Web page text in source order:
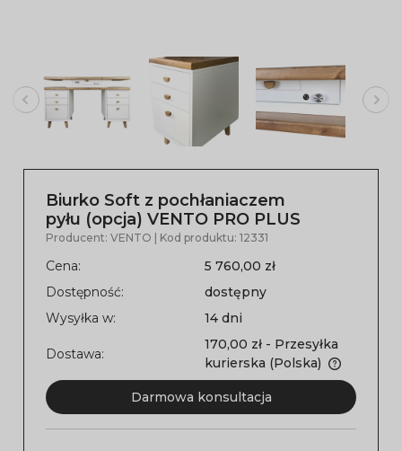
Biurko Soft z pochłaniaczem
pyłu (opcja) VENTO PRO PLUS
Producent: VENTO | Kod produktu: 12331
Cena:
5 760,00 zł
Dostępność:
dostępny
Wysyłka w:
14 dni
Dostawa:
170,00 zł - Przesyłka
kurierska (Polska)
Darmowa konsultacja